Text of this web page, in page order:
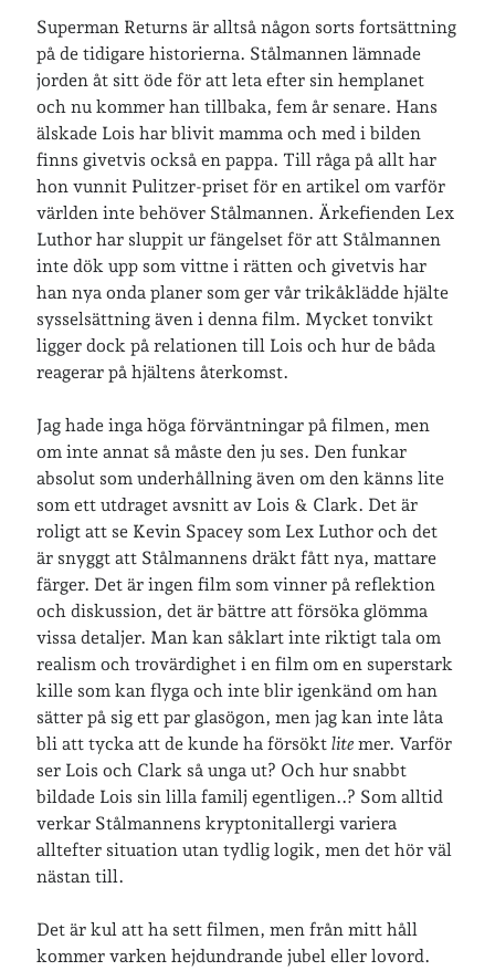
Sista semesterveckan
Från Hälleforsnäs till Katrineholm på Sörmlandsleden
Nu är jag 46 år
Två veckor på Öland
Jonas 47 år!
Senaste kommentarer
KarinomVålådalsfyrkanten 2024
MariaomVår bröllopsdikt
Fredrik DomLäste i Språktidningen om SÖ-stilen…
AndrewomSöder runt 2023
Mandalorian, vandring och sommarväder – Helenas dagarom
Vandring mellan Ösmo och Segersäng i sommarväder
Arkiv
Just nu läser jag
Superman Returns är alltså någon sorts fortsättning
på de tidigare historierna. Stålmannen lämnade
jorden åt sitt öde för att leta efter sin hemplanet
och nu kommer han tillbaka, fem år senare. Hans
älskade Lois har blivit mamma och med i bilden
finns givetvis också en pappa. Till råga på allt har
hon vunnit Pulitzer-priset för en artikel om varför
världen inte behöver Stålmannen. Ärkefienden Lex
Luthor har sluppit ur fängelset för att Stålmannen
inte dök upp som vittne i rätten och givetvis har
han nya onda planer som ger vår trikåklädde hjälte
sysselsättning även i denna film. Mycket tonvikt
ligger dock på relationen till Lois och hur de båda
reagerar på hjältens återkomst.
Jag hade inga höga förväntningar på filmen, men
om inte annat så måste den ju ses. Den funkar
absolut som underhållning även om den känns lite
som ett utdraget avsnitt av Lois & Clark. Det är
roligt att se Kevin Spacey som Lex Luthor och det
är snyggt att Stålmannens dräkt fått nya, mattare
färger. Det är ingen film som vinner på reflektion
och diskussion, det är bättre att försöka glömma
vissa detaljer. Man kan såklart inte riktigt tala om
realism och trovärdighet i en film om en superstark
kille som kan flyga och inte blir igenkänd om han
sätter på sig ett par glasögon, men jag kan inte låta
bli att tycka att de kunde ha försöktlite mer. Varför
ser Lois och Clark så unga ut? Och hur snabbt
bildade Lois sin lilla familj egentligen..? Som alltid
verkar Stålmannens kryptonitallergi variera
alltefter situation utan tydlig logik, men det hör väl
nästan till.
Det är kul att ha sett filmen, men från mitt håll
kommer varken hejdundrande jubel eller lovord.